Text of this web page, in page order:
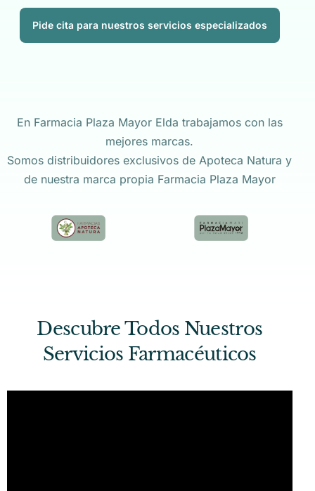
Pide cita para nuestros servicios especializados
En Farmacia Plaza Mayor Elda trabajamos con las
mejores marcas.
Somos distribuidores exclusivos de Apoteca Natura y
de nuestra marca propia Farmacia Plaza Mayor
Descubre Todos Nuestros
Servicios Farmacéuticos